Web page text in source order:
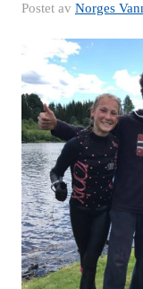
Postet av Norges